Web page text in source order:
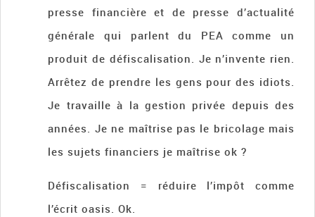
presse financière et de presse d’actualité
générale qui parlent du PEA comme un
produit de défiscalisation. Je n’invente rien.
Arrêtez de prendre les gens pour des idiots.
Je travaille à la gestion privée depuis des
années. Je ne maîtrise pas le bricolage mais
les sujets financiers je maîtrise ok ?
Défiscalisation = réduire l’impôt comme
l’écrit oasis. Ok.